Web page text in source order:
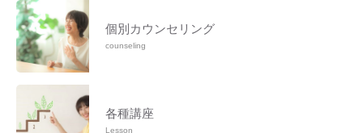
個別カウンセリング
counseling
各種講座
Lesson